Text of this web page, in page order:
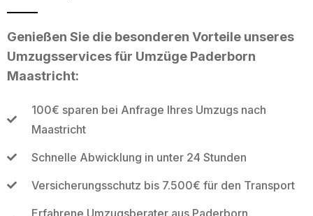
Genießen Sie die besonderen Vorteile unseres
Umzugsservices für Umzüge Paderborn
Maastricht:
100€ sparen bei Anfrage Ihres Umzugs nach
Maastricht
Schnelle Abwicklung in unter 24 Stunden
Versicherungsschutz bis 7.500€ für den Transport
Erfahrene Umzugsberater aus Paderborn